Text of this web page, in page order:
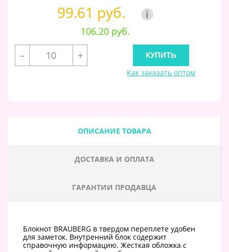
99.61 руб. i
106.20 руб.
–
+
Как заказать оптом
ОПИСАНИЕ ТОВАРА
ДОСТАВКА И ОПЛАТА
ГАРАНТИИ ПРОДАВЦА
Блокнот BRAUBERG в твердом переплете удобен
для заметок. Внутренний блок содержит
справочную информацию. Жесткая обложка с